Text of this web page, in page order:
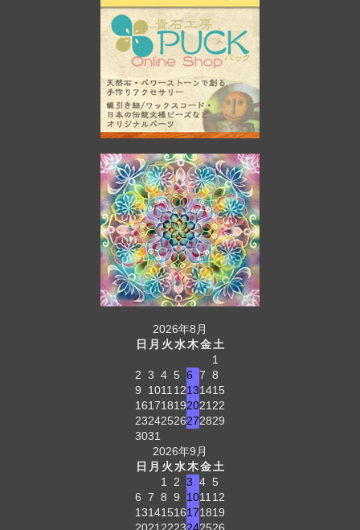
2026年8月
日 月 火水木金土
1
2 3 4 5 6 7 8
9
1011 12131415
161718192021 22
23242526272829
3031
2026年9月
日 月 火水木金土
1
2 3 4 5
6 7 8 9 1011 12
13141516171819